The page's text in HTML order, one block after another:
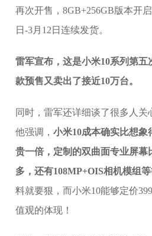
再次开售，8GB+256GB版本开
日-3月12日连续发货。
雷军宣布，这是小米10系列第
款预售又卖出了接近10万台。
同时，雷军还详细谈了很多人关
他强调，小米10成本确实比想象
贵一倍，定制的双曲面专业屏
多，还有108MP+OIS相机模组
料就要狠，而小米10能够定价
值观的体现！